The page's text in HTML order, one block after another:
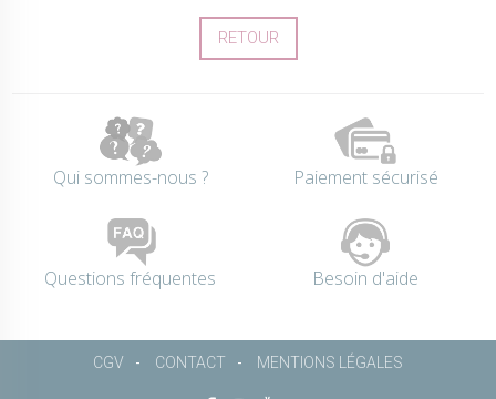
RETOUR
Qui sommes-nous ? Paiement sécurisé
Questions fréquentes Besoin d'aide
CGV CONTACT MENTIONS LÉGALES